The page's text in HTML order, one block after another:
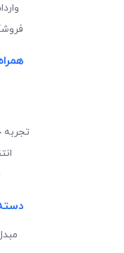
تجربه